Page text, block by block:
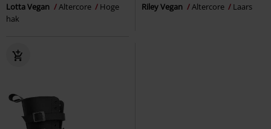
Lotta Vegan Altercore
Hoge
hak
Riley Vegan Altercore Laars